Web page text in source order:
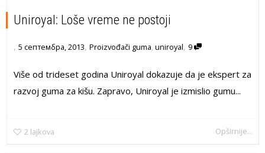
Uniroyal: Loše vreme ne postoji
, 5 септембра, 2013, Proizvođači guma uniroyal, 9
Više od trideset godina Uniroyal dokazuje da je ekspert za
razvoj guma za kišu. Zapravo, Uniroyal je izmislio gumu...
2 lajkova Opširnije...